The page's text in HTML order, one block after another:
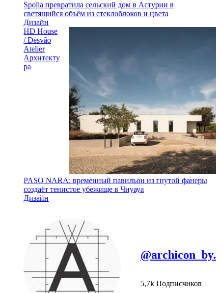
Spolia превратила сельский дом в Астурии в
светящийся объём из стеклоблоков и цвета
Дизайн
HD House
/ Desvão
Atelier
Архитекту
ра
PASO NARA: временный павильон из гнутой фанеры
создаёт тенистое убежище в Чиуауа
Дизайн
@archicon_by.
5,7k Подписчиков